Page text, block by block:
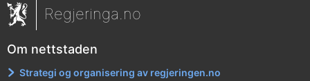
Regjeringa.no
Om nettstaden
Strategi og organisering av regjeringen.no